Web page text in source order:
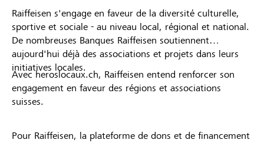
Raiffeisen s'engage en faveur de la diversité culturelle,
sportive et sociale - au niveau local, régional et national.
De nombreuses Banques Raiffeisen soutiennent
aujourd'hui déjà des associations et projets dans leurs
initiatives locales.
Avec heroslocaux.ch, Raiffeisen entend renforcer son
engagement en faveur des régions et associations
suisses.
Pour Raiffeisen, la plateforme de dons et de financement